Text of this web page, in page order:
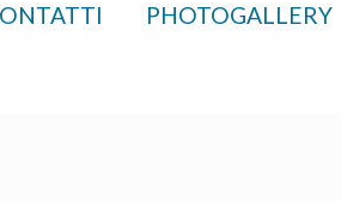
PHOTOGALLERY